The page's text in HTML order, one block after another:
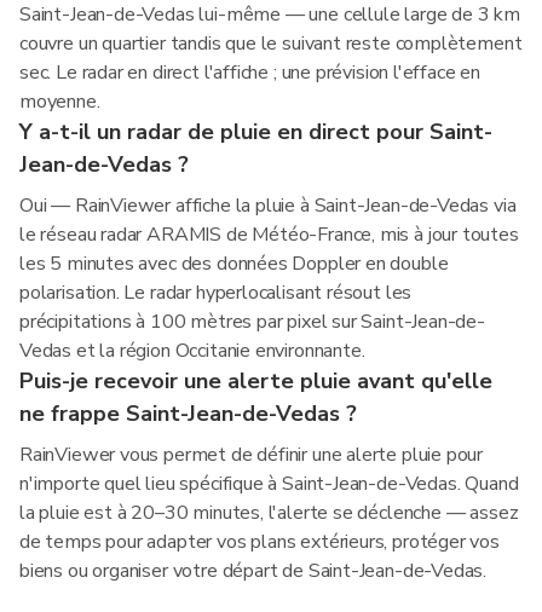
Saint-Jean-de-Vedas lui-même — une cellule large de 3 km
couvre un quartier tandis que le suivant reste complètement
sec. Le radar en direct l'affiche ; une prévision l'efface en
moyenne.
Y a-t-il un radar de pluie en direct pour Saint-
Jean-de-Vedas ?
Oui — RainViewer affiche la pluie à Saint-Jean-de-Vedas via
le réseau radar ARAMIS de Météo-France, mis à jour toutes
les 5 minutes avec des données Doppler en double
polarisation. Le radar hyperlocalisant résout les
précipitations à 100 mètres par pixel sur Saint-Jean-de-
Vedas et la région Occitanie environnante.
Puis-je recevoir une alerte pluie avant qu'elle
ne frappe Saint-Jean-de-Vedas ?
RainViewer vous permet de définir une alerte pluie pour
n'importe quel lieu spécifique à Saint-Jean-de-Vedas. Quand
la pluie est à 20–30 minutes, l'alerte se déclenche — assez
de temps pour adapter vos plans extérieurs, protéger vos
biens ou organiser votre départ de Saint-Jean-de-Vedas.